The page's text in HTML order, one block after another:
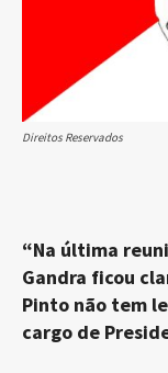
Direitos Reservados
“Na última
Gandra ficou
Pinto não tem
cargo de